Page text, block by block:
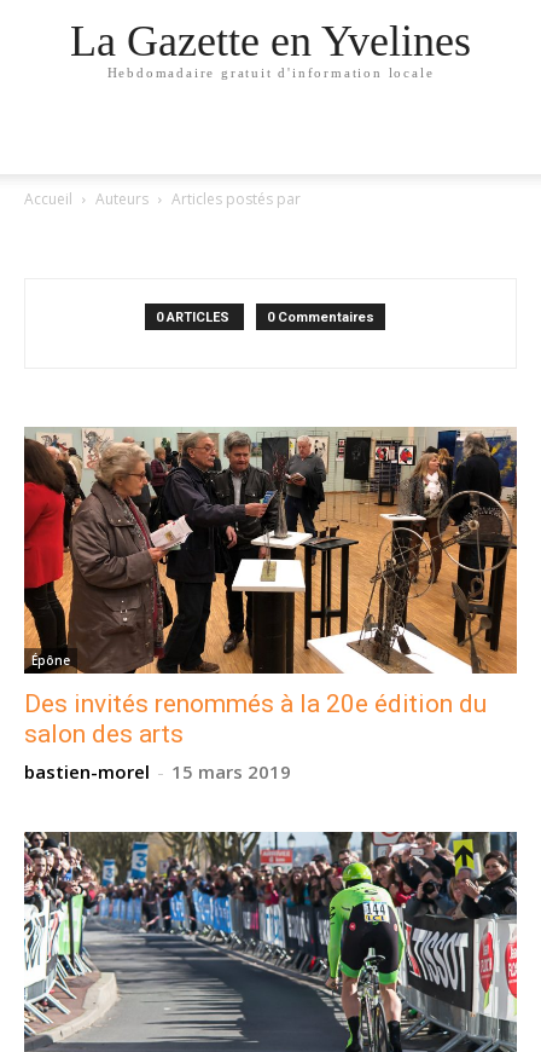
La Gazette en Yvelines
Hebdomadaire gratuit d'information locale
Accueil Auteurs Articles postés par
0 ARTICLES 0 Commentaires
Épône
Des invités renommés à la 20e édition du
salon des arts
bastien-morel - 15 mars 2019